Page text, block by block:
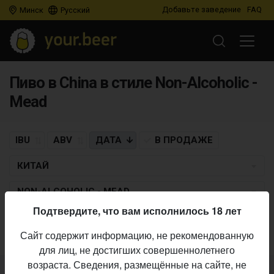
Минск Русский Добавьте заведение FAQ
Пиво в China в стиле Non-Alcoholic -
Mead
IBU ABV ДАТА В ПРОДАЖЕ
КИТАЙ
NON-ALCOHOLIC - MEAD
Пиво по заданным критериям не найдено
Подтвердите, что вам исполнилось 18 лет
Сайт содержит информацию, не рекомендованную
для лиц, не достигших совершеннолетнего
возраста. Сведения, размещённые на сайте, не